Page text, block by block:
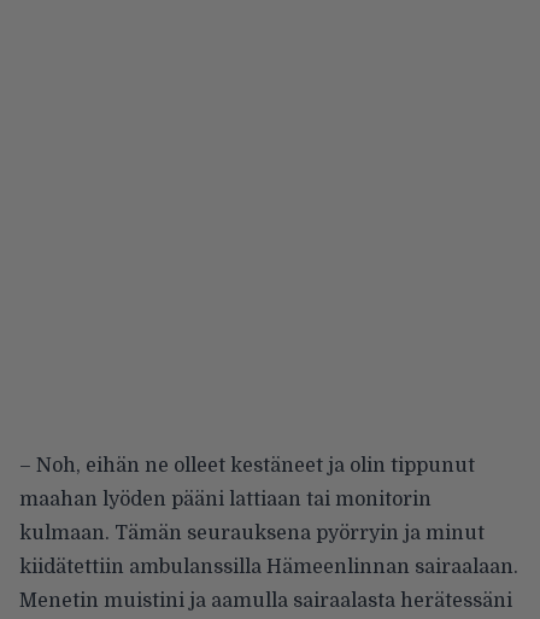
– Noh, eihän ne olleet kestäneet ja olin tippunut
maahan lyöden pääni lattiaan tai monitorin
kulmaan. Tämän seurauksena pyörryin ja minut
kiidätettiin ambulanssilla Hämeenlinnan sairaalaan.
Menetin muistini ja aamulla sairaalasta herätessäni